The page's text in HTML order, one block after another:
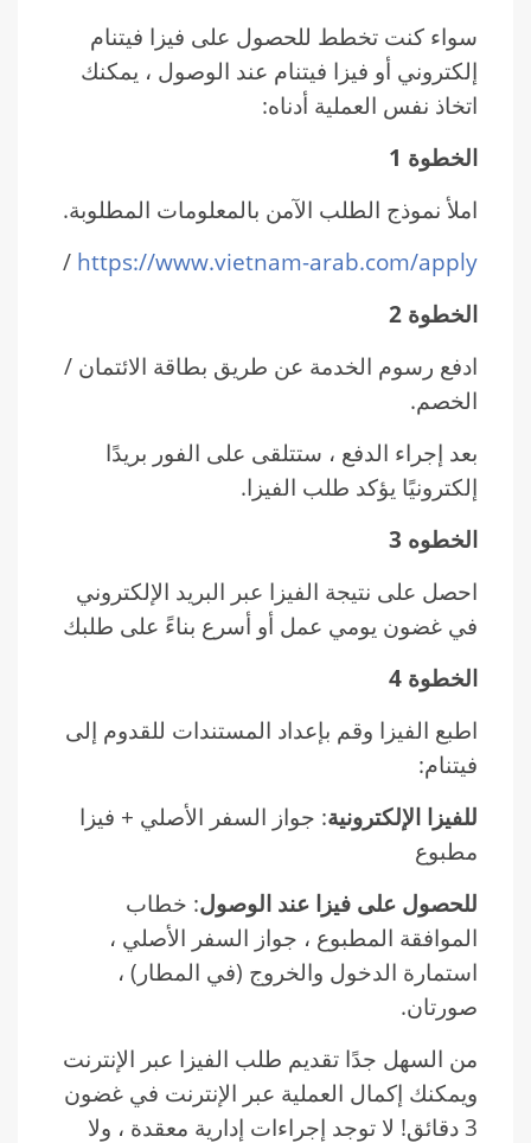
سواء كنت تخطط للحصول على فيزا فيتنام
إلكتروني أو فيزا فيتنام عند الوصول ، يمكنك
اتخاذ نفس العملية أدناه:
الخطوة 1
املأ نموذج الطلب الآمن بالمعلومات المطلوبة.
https://www.vietnam-arab.com/apply
/
الخطوة 2
ادفع رسوم الخدمة عن طريق بطاقة الائتمان /
الخصم.
بعد إجراء الدفع ، ستتلقى على الفور بريدًا
إلكترونيًا يؤكد طلب الفيزا.
الخطوه 3
احصل على نتيجة الفيزا عبر البريد الإلكتروني
في غضون يومي عمل أو أسرع بناءً على طلبك
الخطوة 4
اطبع الفيزا وقم بإعداد المستندات للقدوم إلى
فيتنام:
للفيزا الإلكترونية: جواز السفر الأصلي + فيزا
مطبوع
للحصول على فيزا عند الوصول: خطاب
الموافقة المطبوع ، جواز السفر الأصلي ،
استمارة الدخول والخروج (في المطار) ،
صورتان.
من السهل جدًا تقديم طلب الفيزا عبر الإنترنت
ويمكنك إكمال العملية عبر الإنترنت في غضون
3 دقائق! لا توجد إجراءات إدارية معقدة ، ولا